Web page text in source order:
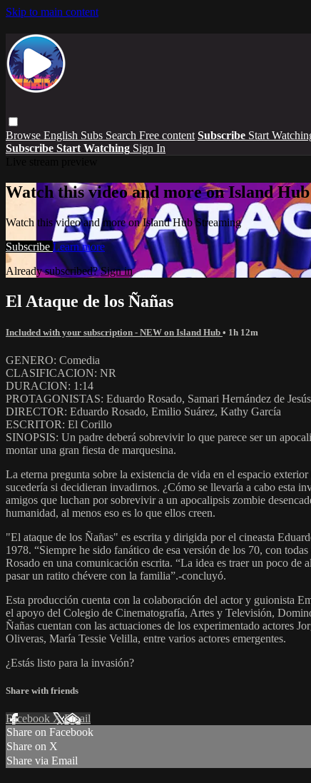
Skip to main content
Browse English Subs Search Free content Subscribe Start
Subscribe Start Watching Sign In
Watch this video and more on Island
Watch this video and more on Island Hub Streaming
Subscribe Learn more
Already subscribed?Sign in
El Ataque de los Ñañas
Included with your subscription - NEW on Island Hub • 1h 12m
GENERO: Comedia
CLASIFICACION: NR
DURACION: 1:14
PROTAGONISTAS: Eduardo Rosado, Samari Hernández de
DIRECTOR: Eduardo Rosado, Emilio Suárez, Kathy García
ESCRITOR: El Corillo
SINOPSIS: Un padre deberá sobrevivir lo que parece ser un
montar una gran fiesta de marquesina.
La eterna pregunta sobre la existencia de vida en el espacio
sucedería si decidieran invadirnos. ¿Cómo se llevaría a cabo esta
amigos que luchan por sobrevivir a un apocalipsis zombie
humanidad, al menos eso es lo que ellos creen.
"El ataque de los Ñañas" es escrita y dirigida por el cineasta
1978. “Siempre he sido fanático de esa versión de los 70, con
Rosado en una comunicación escrita. “La idea es traer un poco
pasar un ratito chévere con la familia”.-concluyó.
Esta producción cuenta con la colaboración del actor y guionista
el apoyo del Colegio de Cinematografía, Artes y Televisión,
Ñañas cuentan con las actuaciones de los experimentado actores
Oliveras, María Tessie Velilla, entre varios actores emergentes.
¿Estás listo para la invasión?
Share with friends
Facebook XEmail
Share on Facebook
Share on X
Share via Email